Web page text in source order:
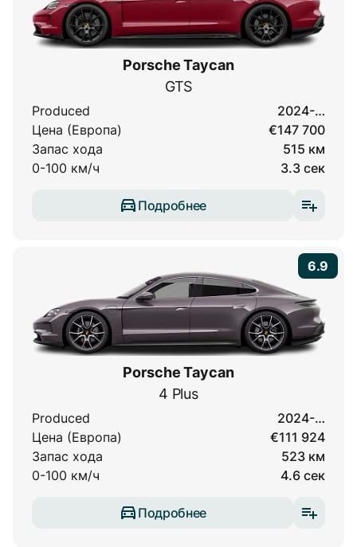
Porsche Taycan
GTS
Produced
2024-…
Цена (Европа)
€147 700
Запас хода
515 км
0-100 км/ч
3.3 сек
Подробнее
6.9
Porsche Taycan
4 Plus
Produced
2024-…
Цена (Европа)
€111 924
Запас хода
523 км
0-100 км/ч
4.6 сек
Подробнее